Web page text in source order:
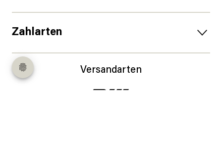
Zahlarten
Versandarten